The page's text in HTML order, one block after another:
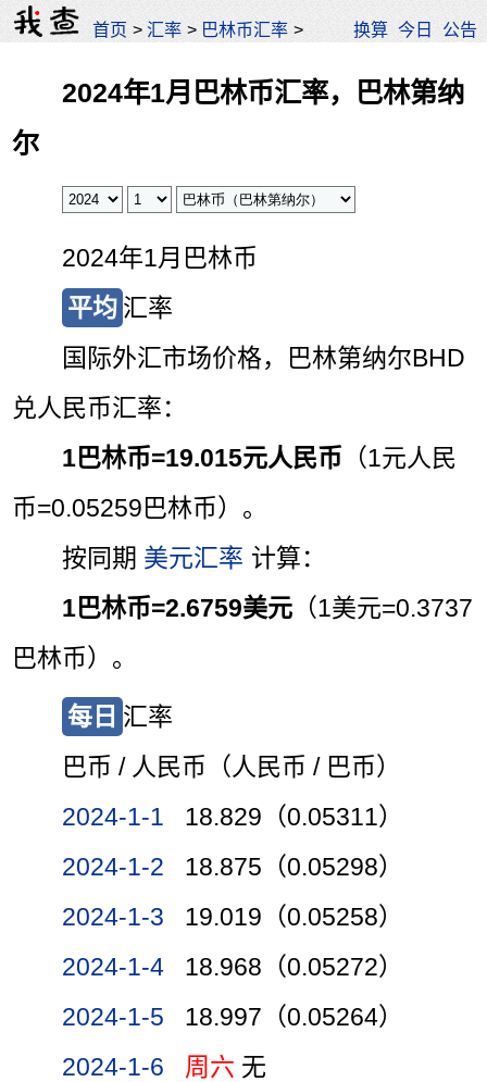
首页 >汇率 > 巴林币汇率 > 换算 今日 公告
2024年1月巴林币汇率，巴林第纳
尔
2024年1月巴林币
平均 汇率
国际外汇市场价格，巴林第纳尔BHD
兑人民币汇率：
1巴林币=19.015元人民币 （1元人民
币=0.05259巴林币）。
按同期 美元汇率 计算：
1巴林币=2.6759美元 （1美元=0.3737
巴林币）。
每日 汇率
巴币 / 人民币（人民币 / 巴币）
2024-1-1
18.829（0.05311）
2024-1-2
18.875（0.05298）
2024-1-3
19.019（0.05258）
2024-1-4
18.968（0.05272）
2024-1-5
18.997（0.05264）
2024-1-6
周六 无